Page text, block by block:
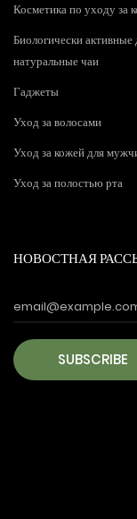
Косметика по уходу за
Биологически активные
натуральные чаи
Гаджеты
Уход за волосами
Уход за кожей для
Уход за полостью рта
НОВОСТНАЯ
SUBSCRIBE